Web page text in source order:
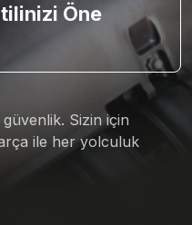
Öne
Sizin için
ile her yolculuk